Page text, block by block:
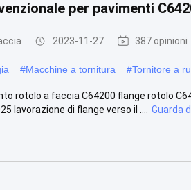
per pavimenti
2023-11-27 387 opinioni
#Macchine a tornitura #Tornitore a
rotolo a faccia C64200 flange rotolo
lavorazione di flange verso il ....
Guarda